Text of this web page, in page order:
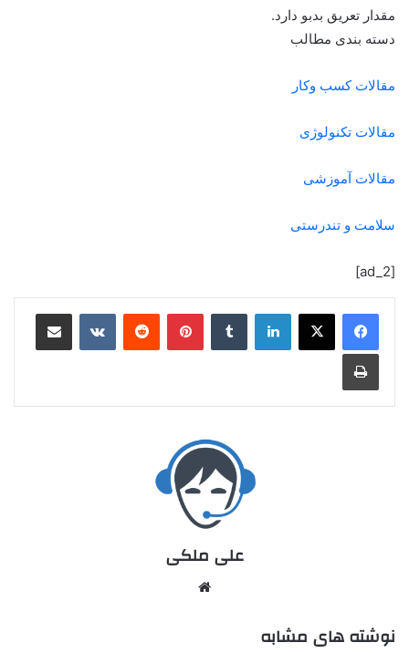
مقدار تعریق بدبو دارد.
دسته بندی مطالب
مقالات کسب وکار
مقالات تکنولوژی
مقالات آموزشی
سلامت و تندرستی
[ad_2]
علی ملکی
نوشته های مشابه